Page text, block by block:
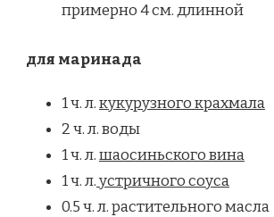
примерно 4 см. длинной
для маринада
1 ч. л.кукурузного крахмала
2 ч. л. воды
1 ч. л.шаосиньского вина
1 ч. л.устричного соуса
0.5 ч. л. растительного масла